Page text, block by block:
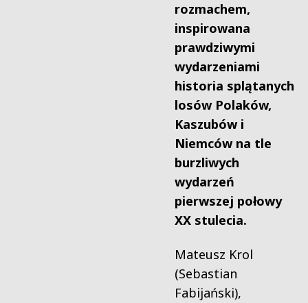
rozmachem,
inspirowana
prawdziwymi
wydarzeniami
historia splątanych
losów Polaków,
Kaszubów i
Niemców na tle
burzliwych
wydarzeń
pierwszej połowy
XX stulecia.
Mateusz Krol
(Sebastian
Fabijański),